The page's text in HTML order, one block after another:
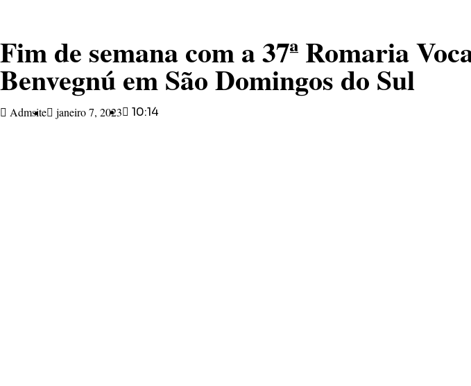
Fim de semana com a 37ª Romaria
Benvegnú em São Domingos do Sul
Admsite janeiro 7, 2023 10:14